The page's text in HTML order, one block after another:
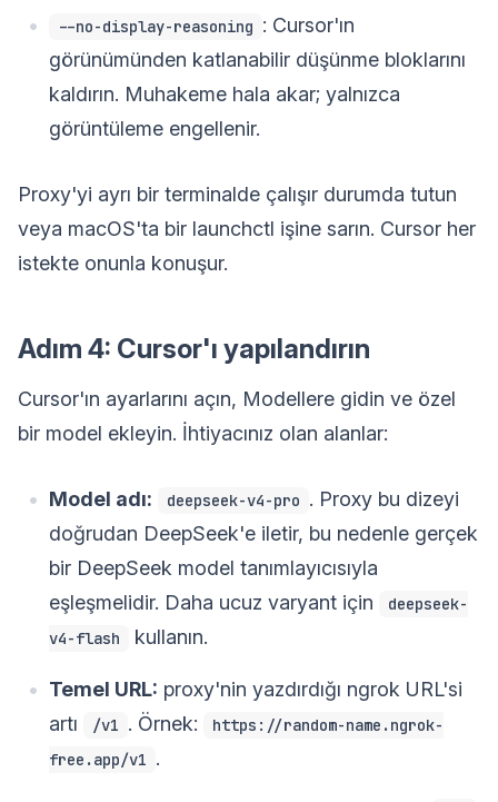
--no-display-reasoning : Cursor'ın
görünümünden katlanabilir düşünme bloklarını
kaldırın. Muhakeme hala akar; yalnızca
görüntüleme engellenir.
Proxy'yi ayrı bir terminalde çalışır durumda tutun
veya macOS'ta bir launchctl işine sarın. Cursor her
istekte onunla konuşur.
Adım 4: Cursor'ı yapılandırın
Cursor'ın ayarlarını açın, Modellere gidin ve özel
bir model ekleyin. İhtiyacınız olan alanlar:
Model adı: deepseek-v4-pro . Proxy bu dizeyi
doğrudan DeepSeek'e iletir, bu nedenle gerçek
bir DeepSeek model tanımlayıcısıyla
eşleşmelidir. Daha ucuz varyant için
deepseek-
v4-flash
kullanın.
Temel URL: proxy'nin yazdırdığı ngrok URL'si
artı
/v1 . Örnek:
https://random-name.ngrok-
free.app/v1 .